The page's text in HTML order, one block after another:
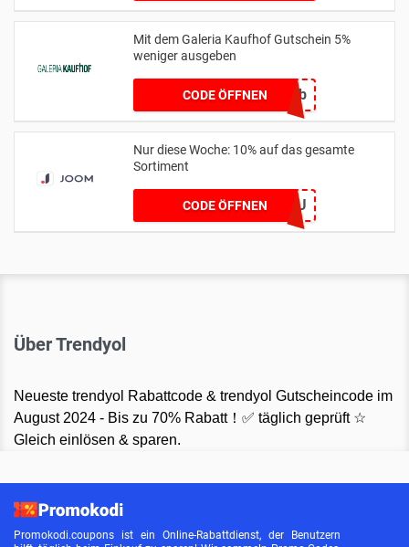
Mit dem Galeria Kaufhof Gutschein 5%
weniger ausgeben
CODE ÖFFNENgeb5b
Nur diese Woche: 10% auf das gesamte
Sortiment
CODE ÖFFNEN
PROMKODRU
Über Trendyol
Neueste trendyol Rabattcode & trendyol Gutscheincode im
August 2024 - Bis zu 70% Rabatt！✅ täglich geprüft ☆
Gleich einlösen & sparen.
Promokodi.coupons ist ein Online-Rabattdienst, der Benutzern